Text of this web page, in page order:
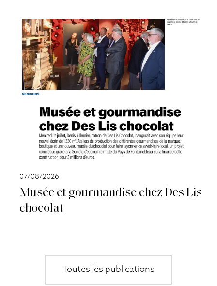
07/08/2026
Musée et gourmandise chez Des Lis
chocolat
Toutes les publications